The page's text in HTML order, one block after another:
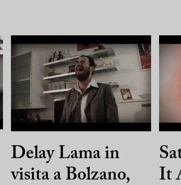
Delay Lama in
visita a Bolzano,
It